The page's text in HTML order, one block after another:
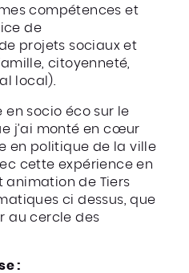
compétences et
de
projets sociaux et
citoyenneté,
local).
en socio éco sur le
j’ai monté en cœur
en politique de la ville
cette expérience en
de Tiers
ci dessus, que
au cercle des
: